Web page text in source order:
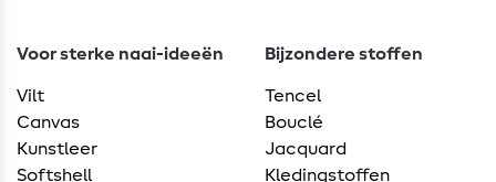
Voor sterke naai-ideeën
Vilt
Canvas
Kunstleer
Softshell
Bijzondere stoffen
Tencel
Bouclé
Jacquard
Kledingstoffen